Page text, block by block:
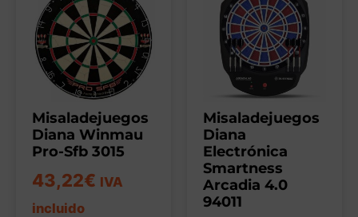
Misaladejuegos
Diana Winmau
Pro-Sfb 3015
43,22€ IVA
incluido
Misaladejuegos
Diana
Electrónica
Smartness
Arcadia 4.0
94011